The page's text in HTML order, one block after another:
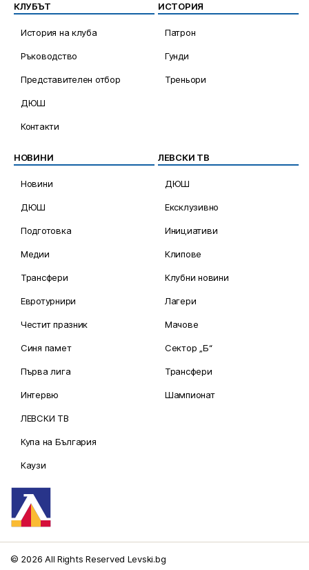
КЛУБЪТ
История на клуба
Ръководство
Представителен отбор
ДЮШ
Контакти
ИСТОРИЯ
Патрон
Гунди
Треньори
НОВИНИ
Новини
ДЮШ
Подготовка
Медии
Трансфери
Евротурнири
Честит празник
Синя памет
Първа лига
Интервю
ЛЕВСКИ ТВ
Купа на България
Каузи
ЛЕВСКИ ТВ
ДЮШ
Ексклузивно
Инициативи
Клипове
Клубни новини
Лагери
Мачове
Сектор „Б“
Трансфери
Шампионат
© 2026 All Rights Reserved Levski.bg